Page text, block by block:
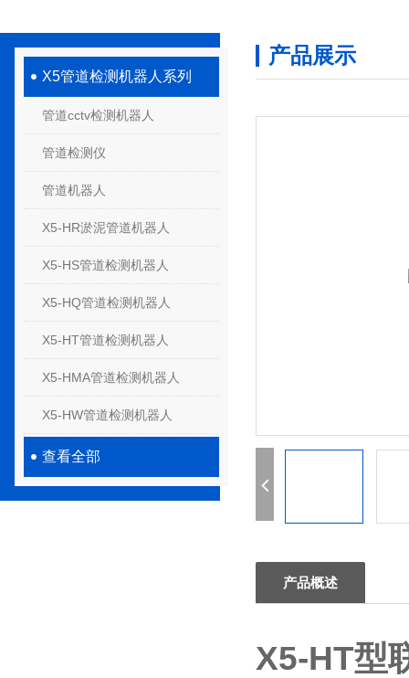
X5管道检测机器人系列
管道cctv检测机器人
管道检测仪
管道机器人
X5-HR淤泥管道机器人
X5-HS管道检测机器人
X5-HQ管道检测机器人
X5-HT管道检测机器人
X5-HMA管道检测机器人
X5-HW管道检测机器人
查看全部
产品展示
产品概述
X5-HT型